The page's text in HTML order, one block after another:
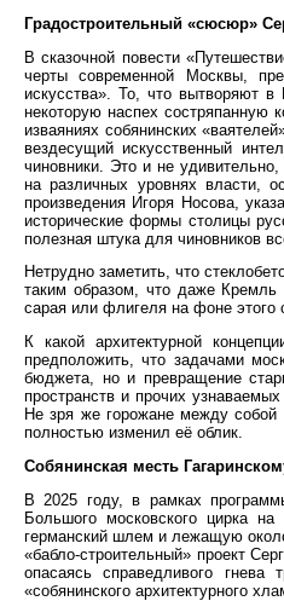
Градостроительный «сюсюр»
В сказочной повести
черты современной Москвы,
искусства». То, что вытворяют в
некоторую наспех состряпанную
изваяниях собянинских
вездесущий искусственный
чиновники. Это и не
на различных уровнях власти,
произведения Игоря Носова,
исторические формы столицы
полезная штука для чиновников
Нетрудно заметить, что
таким образом, что даже Кремль
сарая или флигеля на фоне этого
К какой архитектурной
предположить, что задачами
бюджета, но и превращение
пространств и прочих
Не зря же горожане между
полностью изменил её облик.
Собянинская месть
В 2025 году, в рамках
Большого московского цирка
германский шлем и лежащую
«бабло-строительный» проект
опасаясь справедливого
«собянинского архитектурного